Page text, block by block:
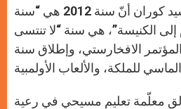
لتلاميذه”. وأشار السيد كوران أنّ سنة 2012 هي “سنة
إلى الكنيسة”، هي سنة “لا تنتسى
الافخارستي، وإطلاق سنة
معلّمة تعليم مسيحي في رعية